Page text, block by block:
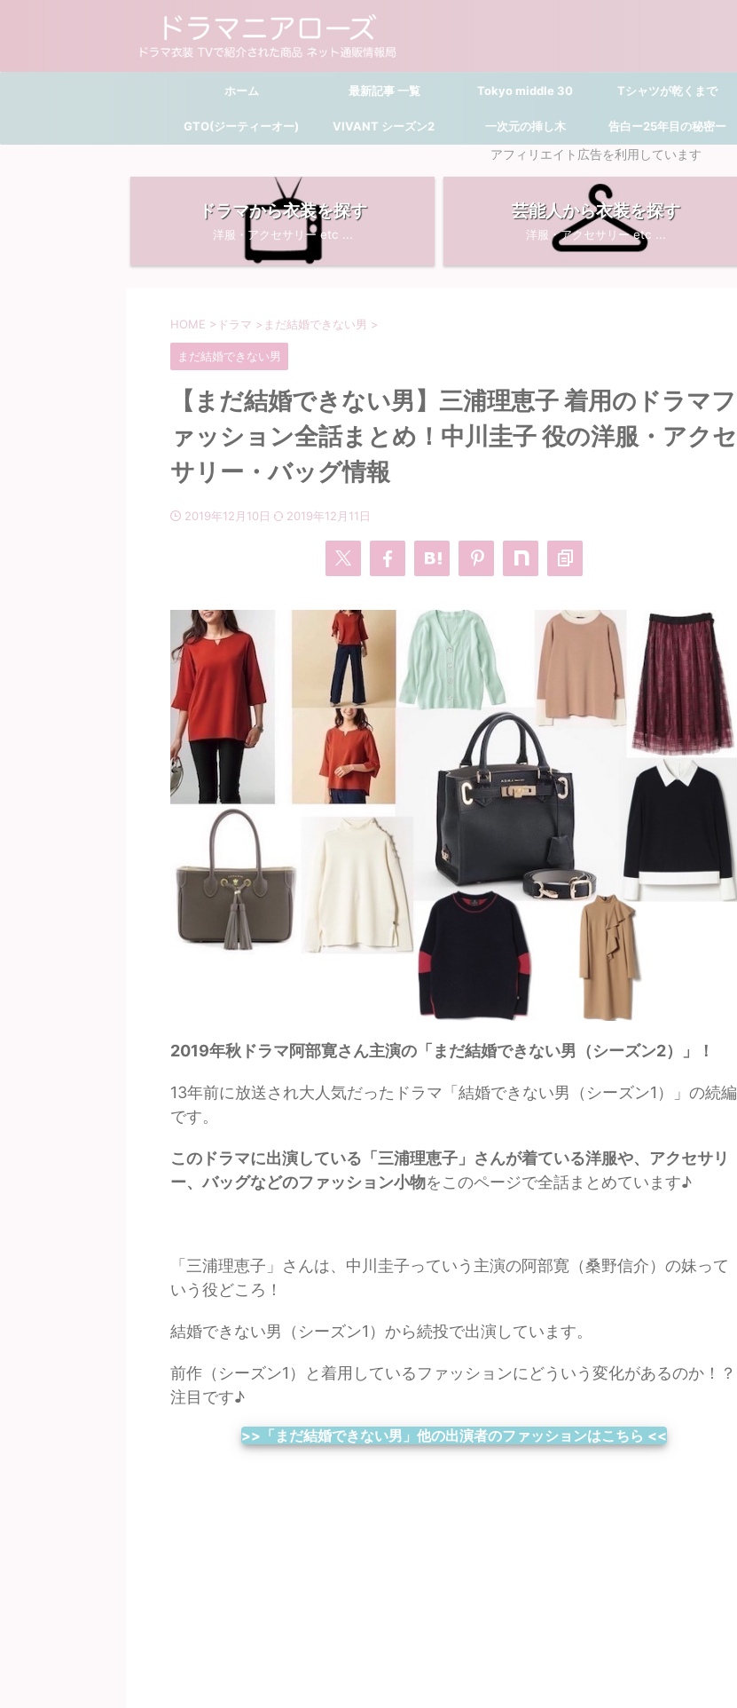
ホーム 最新記事 一覧 Tokyo middle 30 Tシャツが乾くまで
GTO(ジーティーオー) VIVANT シーズン2 一次元の挿し木 告白ー25年目の秘密ー
アフィリエイト広告を利用しています
ドラマから衣装を探す
洋服・アクセサリー etc ...
芸能人から衣装を探す
洋服・アクセサリー etc ...
HOME > ドラマ > まだ結婚できない男 >
まだ結婚できない男
【まだ結婚できない男】三浦理恵子 着用のドラマフ
ァッション全話まとめ！中川圭子 役の洋服・アクセ
サリー・バッグ情報
2019年12月10日 2019年12月11日
2019年秋ドラマ阿部寛さん主演の「まだ結婚できない男（シーズン2）」！
13年前に放送され大人気だったドラマ「結婚できない男（シーズン1）」の続編
です。
このドラマに出演している「三浦理恵子」さんが着ている洋服や、アクセサリ
ー、バッグなどのファッション小物をこのページで全話まとめています♪
「三浦理恵子」さんは、中川圭子っていう主演の阿部寛（桑野信介）の妹って
いう役どころ！
結婚できない男（シーズン1）から続投で出演しています。
前作（シーズン1）と着用しているファッションにどういう変化があるのか！？
注目です♪
>>「まだ結婚できない男」他の出演者のファッションはこちら <<